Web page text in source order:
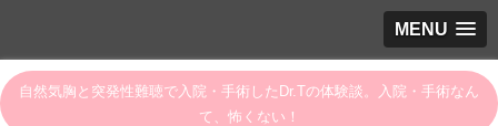
MENU
自然気胸と突発性難聴で入院・手術したDr.Tの体験談。入院・手術なん
て、怖くない！